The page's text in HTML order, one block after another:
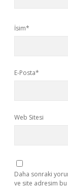
İsim*
E-Posta*
Web Sitesi
Daha sonraki
ve site adresim bu